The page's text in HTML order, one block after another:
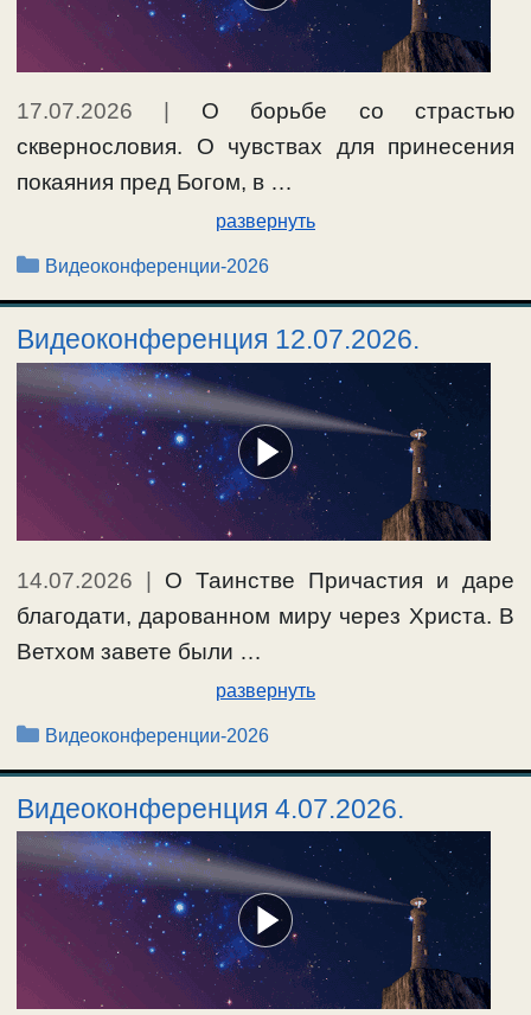
17.07.2026
О борьбе со страстью
сквернословия. О чувствах для принесения
покаяния пред Богом, в …
развернуть
Рубрики
Видеоконференции-2026
Видеоконференция 12.07.2026.
14.07.2026 | О Таинстве Причастия и даре
благодати, дарованном миру через Христа. В
Ветхом завете были …
развернуть
Рубрики
Видеоконференции-2026
Видеоконференция 4.07.2026.